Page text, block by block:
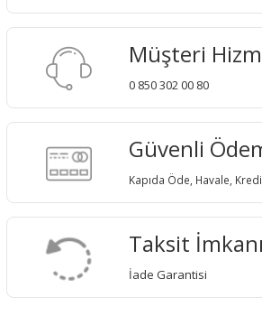
Müşteri
0 850 302 00 80
Güvenli
Kapıda Öde, Havale, Kredi
Taksit İmkanı
İade Garantisi